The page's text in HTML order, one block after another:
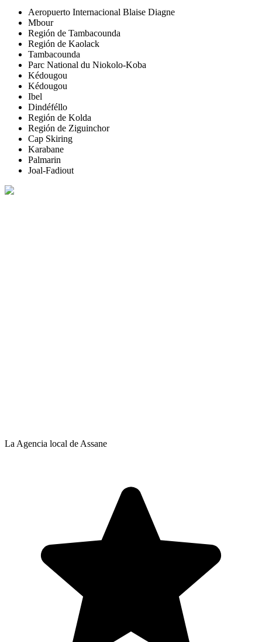
Aeropuerto Internacional Blaise Diagne
Mbour
Región de Tambacounda
Región de Kaolack
Tambacounda
Parc National du Niokolo-Koba
Kédougou
Kédougou
Ibel
Dindéféllo
Región de Kolda
Región de Ziguinchor
Cap Skiring
Karabane
Palmarin
Joal-Fadiout
La Agencia local de Assane